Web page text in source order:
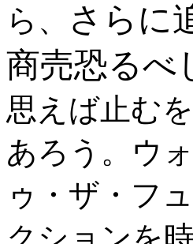
ら、
さらに
商売恐るべ
思えば止む
あろう。ウ
ゥ・ザ・フ